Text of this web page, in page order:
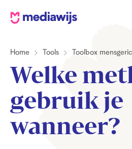
M
i
w
i
j
Home Tools Toolbox
Welke
gebruik je
wanneer?